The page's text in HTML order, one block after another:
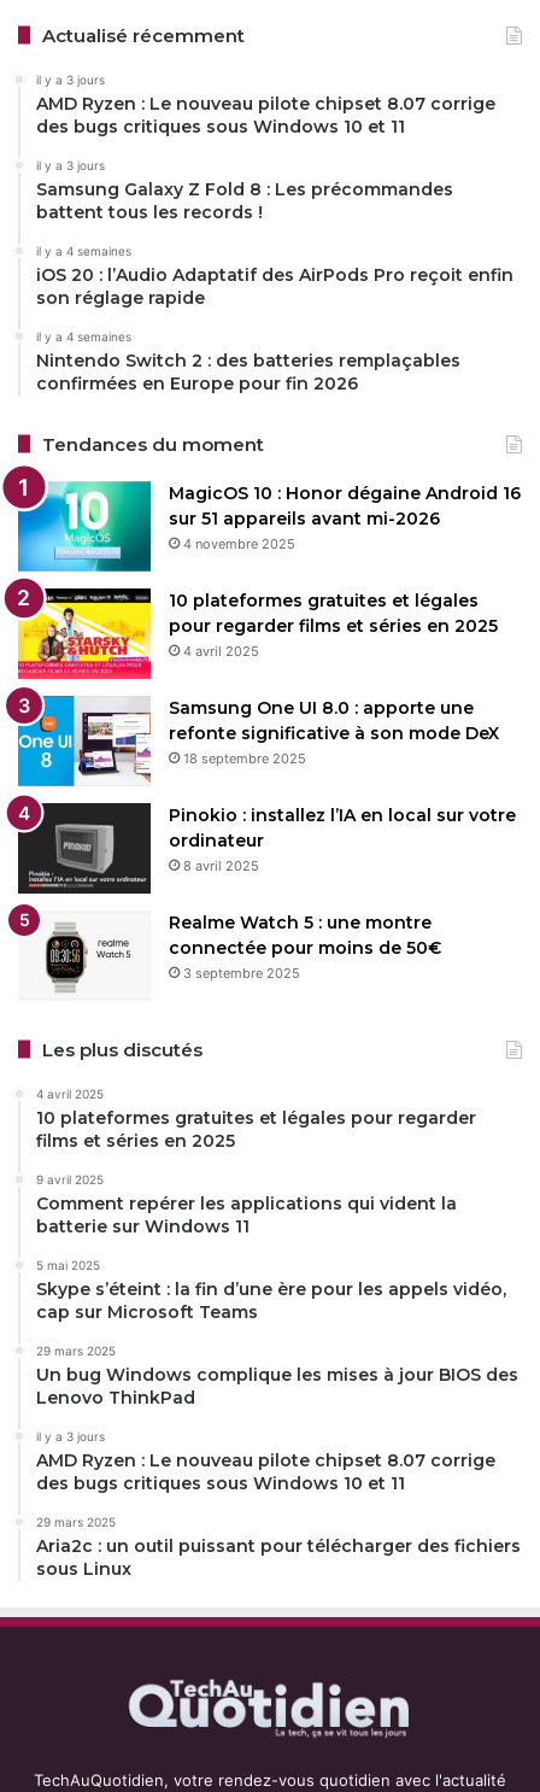
Actualisé récemment
il y a 3 jours
AMD Ryzen : Le nouveau pilote chipset 8.07 corrige
des bugs critiques sous Windows 10 et 11
il y a 3 jours
Samsung Galaxy Z Fold 8 : Les précommandes
battent tous les records !
il y a 4 semaines
iOS 20 : l’Audio Adaptatif des AirPods Pro reçoit enfin
son réglage rapide
il y a 4 semaines
Nintendo Switch 2 : des batteries remplaçables
confirmées en Europe pour fin 2026
Tendances du moment
MagicOS 10 : Honor dégaine Android 16
sur 51 appareils avant mi-2026
4 novembre 2025
10 plateformes gratuites et légales
pour regarder films et séries en 2025
4 avril 2025
Samsung One UI 8.0 : apporte une
refonte significative à son mode DeX
18 septembre 2025
Pinokio : installez l’IA en local sur votre
ordinateur
8 avril 2025
Realme Watch 5 : une montre
connectée pour moins de 50€
3 septembre 2025
Les plus discutés
4 avril 2025
10 plateformes gratuites et légales pour regarder
films et séries en 2025
9 avril 2025
Comment repérer les applications qui vident la
batterie sur Windows 11
5 mai 2025
Skype s’éteint : la fin d’une ère pour les appels vidéo,
cap sur Microsoft Teams
29 mars 2025
Un bug Windows complique les mises à jour BIOS des
Lenovo ThinkPad
il y a 3 jours
AMD Ryzen : Le nouveau pilote chipset 8.07 corrige
des bugs critiques sous Windows 10 et 11
29 mars 2025
Aria2c : un outil puissant pour télécharger des fichiers
sous Linux
TechAuQuotidien, votre rendez-vous quotidien avec l'actualité